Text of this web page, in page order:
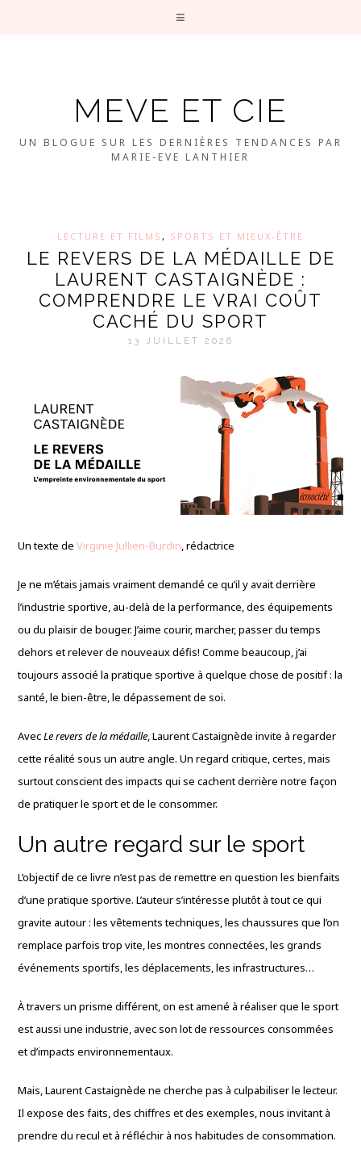
MEVE ET CIE
UN BLOGUE SUR LES DERNIÈRES TENDANCES PAR
MARIE-EVE LANTHIER
LECTURE ET FILMS , SPORTS ET MIEUX-ÊTRE
LE REVERS DE LA MÉDAILLE DE
LAURENT CASTAIGNÈDE :
COMPRENDRE LE VRAI COÛT
CACHÉ DU SPORT
13 JUILLET 2026
Un texte deVirginie Jullien-Burdin, rédactrice
Je ne m’étais jamais vraiment demandé ce qu’il y avait derrière
l’industrie sportive, au-delà de la performance, des équipements
ou du plaisir de bouger. J’aime courir, marcher, passer du temps
dehors et relever de nouveaux défis! Comme beaucoup, j’ai
toujours associé la pratique sportive à quelque chose de positif : la
santé, le bien-être, le dépassement de soi.
AvecLe revers de la médaille, Laurent Castaignède invite à regarder
cette réalité sous un autre angle. Un regard critique, certes, mais
surtout conscient des impacts qui se cachent derrière notre façon
de pratiquer le sport et de le consommer.
Un autre regard sur le sport
L’objectif de ce livre n’est pas de remettre en question les bienfaits
d’une pratique sportive. L’auteur s’intéresse plutôt à tout ce qui
gravite autour : les vêtements techniques, les chaussures que l’on
remplace parfois trop vite, les montres connectées, les grands
événements sportifs, les déplacements, les infrastructures…
À travers un prisme différent, on est amené à réaliser que le sport
est aussi une industrie, avec son lot de ressources consommées
et d’impacts environnementaux.
Mais, Laurent Castaignède ne cherche pas à culpabiliser le lecteur.
Il expose des faits, des chiffres et des exemples, nous invitant à
prendre du recul et à réfléchir à nos habitudes de consommation.